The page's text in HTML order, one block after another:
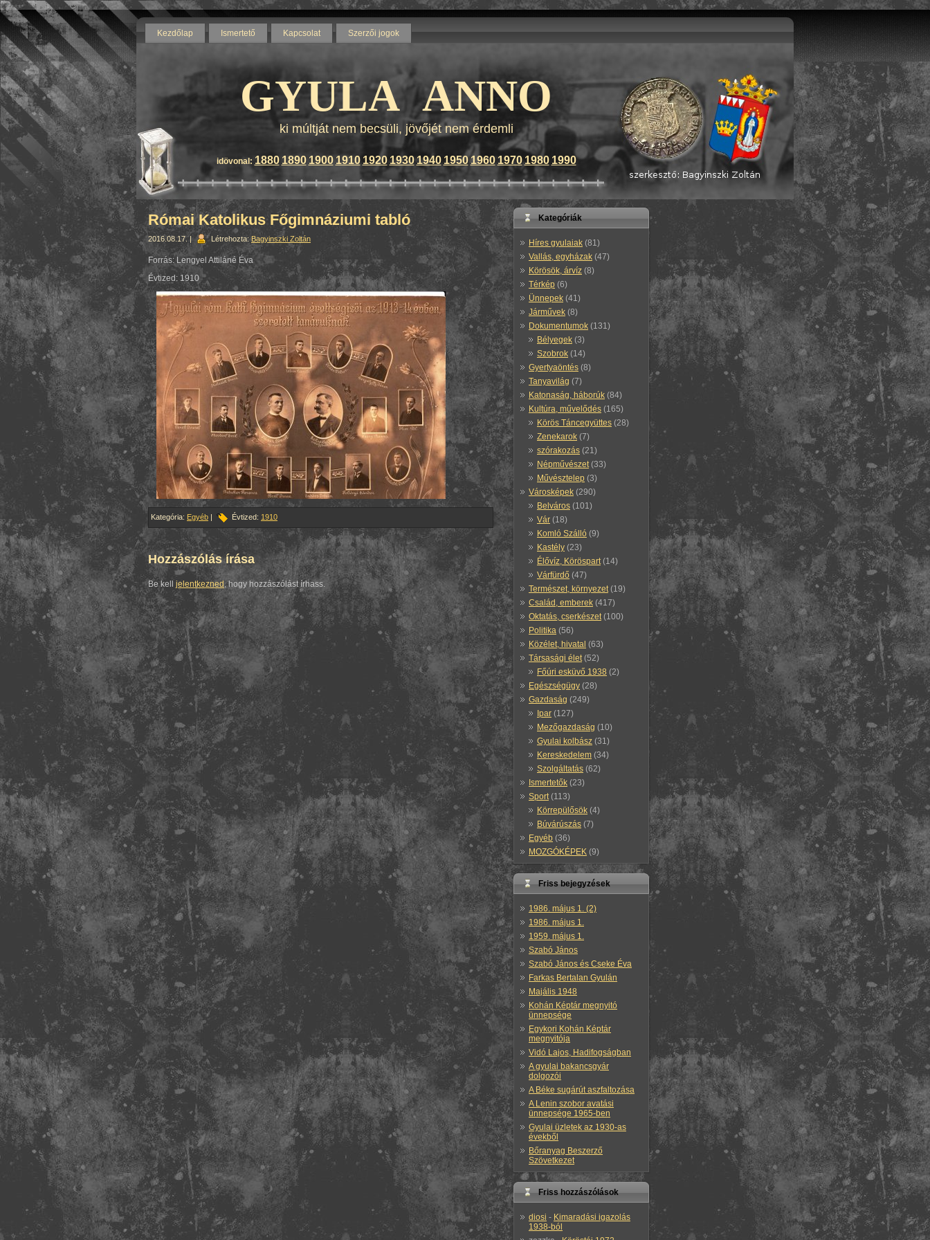
Kezdőlap Ismertető Kapcsolat Szerzői jogok
GYULA ANNO
ki múltját nem becsüli, jövőjét nem érdemli
idövonal: 1880 1890 1900 1910 1920 19301940 1950 1960 19701980 1990
Római Katolikus Főgimnáziumi tabló
2016.08.17. | Létrehozta: Bagyinszki Zoltán
Forrás: Lengyel Attiláné Éva
Évtized: 1910
Kategória: Egyéb Évtized: 1910
Hozzászólás írása
Be kell jelentkezned , hogy hozzászólást írhass.
Kategóriák
Híres gyulaiak (81)
Vallás, egyházak (47)
Körösök, árvíz (8)
Térkép (6)
Ünnepek (41)
Járművek (8)
Dokumentumok (131)
Bélyegek (3)
Szobrok (14)
Gyertyaöntés (8)
Tanyavilág (7)
Katonaság, háborúk (84)
Kultúra, művelődés (165)
Körös Táncegyüttes (28)
Zenekarok (7)
szórakozás (21)
Népművészet(33)
Művésztelep (3)
Városképek (290)
Belváros (101)
Vár (18)
Komló Szálló (9)
Kastély (23)
Élővíz, Köröspart(14)
Várfürdő (47)
Természet, környezet(19)
Család, emberek (417)
Oktatás, cserkészet(100)
Politika (56)
Közélet, hivatal (63)
Társasági élet(52)
Főúri esküvő 1938 (2)
Egészségügy (28)
Gazdaság (249)
Ipar (127)
Mezőgazdaság (10)
Gyulai kolbász (31)
Kereskedelem (34)
Szolgáltatás (62)
Ismertetők (23)
Sport(113)
Körrepülősök (4)
Búvárúszás (7)
Egyéb (36)
MOZGÓKÉPEK (9)
Friss bejegyzések
1986. május 1. (2)
1986. május 1.
1959. május 1.
Szabó János
Szabó János és Cseke Éva
Farkas Bertalan Gyulán
Majális 1948
Kohán Képtár megnyitó
ünnepsége
Egykori Kohán Képtár
megnyitója
Vidó Lajos, Hadifogságban
A gyulai bakancsgyár
dolgozói
A Béke sugárút aszfaltozása
A Lenin szobor avatási
ünnepsége 1965-ben
Gyulai üzletek az 1930-as
évekből
Bőranyag Beszerző
Szövetkezet
Friss hozzászólások
diosi - Kimaradási igazolás
1938-ból